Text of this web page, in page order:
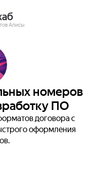
Алисы
номеров
ПО
договора с
оформления